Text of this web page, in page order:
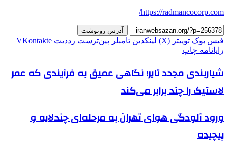
https://radmancocorp.com/
آدرس رونوشت
فیس بوک توییتر (X) لینکدین ‫تامبلر ‫پین‌ترست ‫رددیت ‫VKontakte
رایانامه چاپ
شیاربندی مجدد تایر؛ نگاهی عمیق به فرآیندی که عمر
لاستیک را چند برابر می‌کند
ورود آلودگی هوای تهران به مرحله‌ای چندلایه و
پیچیده